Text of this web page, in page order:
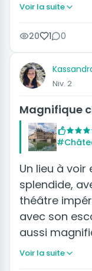
Voir la suite
20 1 0
Niv. 2
Magnifique
Un lieu à voir
splendide,
théâtre
avec son
aussi
Voir la suite